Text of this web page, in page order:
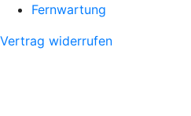
Fernwartung
Vertrag widerrufen